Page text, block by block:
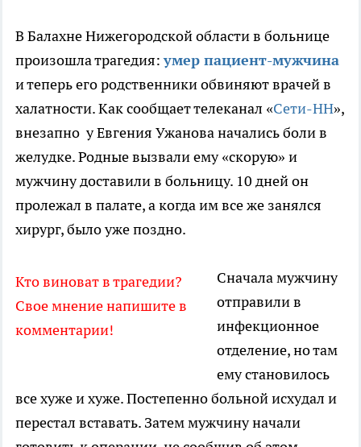
В Балахне Нижегородской области в больнице
произошла трагедия:умер пациент-мужчина
и теперь его родственники обвиняют врачей в
халатности. Как сообщает телеканал «Сети-НН»,
внезапно у Евгения Ужанова начались боли в
желудке. Родные вызвали ему «скорую» и
мужчину доставили в больницу. 10 дней он
пролежал в палате, а когда им все же занялся
хирург, было уже поздно.
Кто виноват в трагедии?
Свое мнение напишите в
комментарии!
Сначала мужчину
отправили в
инфекционное
отделение, но там
ему становилось
все хуже и хуже. Постепенно больной исхудал и
перестал вставать. Затем мужчину начали